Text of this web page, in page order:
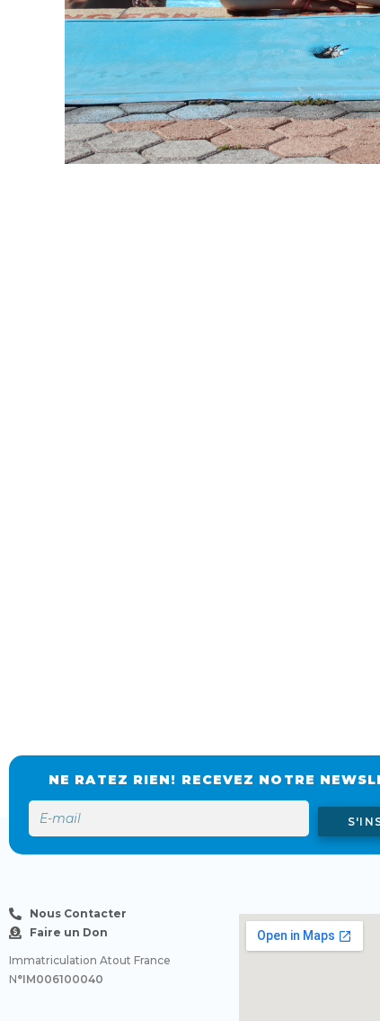
NE RATEZ RIEN! RECEVEZ NOTRE
Nous Contacter
Faire un Don
Immatriculation Atout France
N°IM006100040